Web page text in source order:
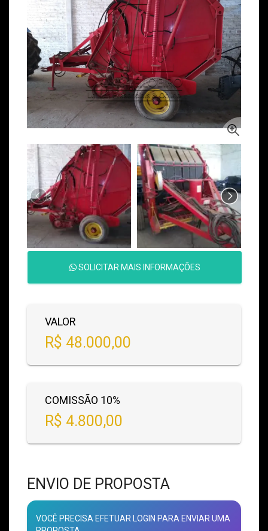
SOLICITAR MAIS INFORMAÇÕES
VALOR
R$ 48.000,00
COMISSÃO 10%
R$ 4.800,00
ENVIO DE PROPOSTA
VOCÊ PRECISA EFETUAR LOGIN PARA ENVIAR UMA